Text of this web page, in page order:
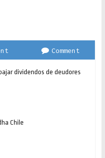
Comment
dividendos de deudores
Chile